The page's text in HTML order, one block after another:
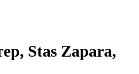
Stas Zapara,